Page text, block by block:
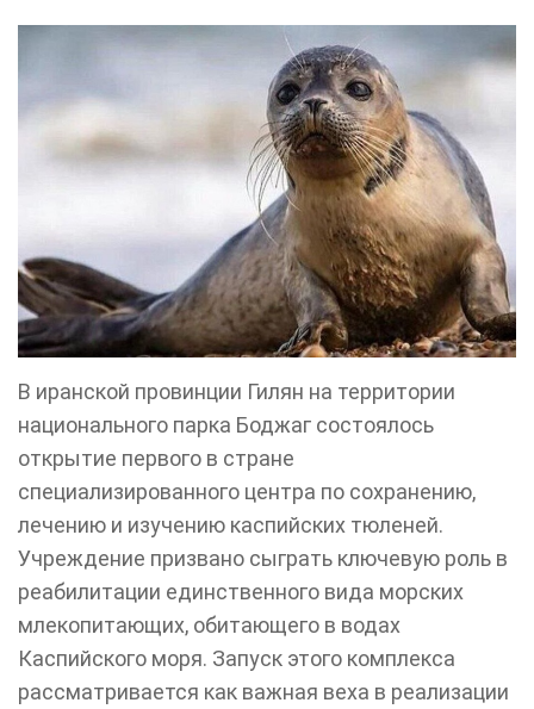
В иранской провинции Гилян на территории
национального парка Боджаг состоялось
открытие первого в стране
специализированного центра по сохранению,
лечению и изучению каспийских тюленей.
Учреждение призвано сыграть ключевую роль в
реабилитации единственного вида морских
млекопитающих, обитающего в водах
Каспийского моря. Запуск этого комплекса
рассматривается как важная веха в реализации